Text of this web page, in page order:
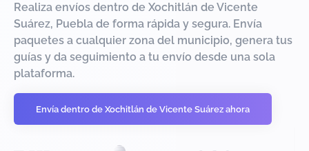
Realiza envíos dentro de Xochitlán de Vicente
Suárez, Puebla de forma rápida y segura. Envía
paquetes a cualquier zona del municipio, genera tus
guías y da seguimiento a tu envío desde una sola
plataforma.
Envía dentro de Xochitlán de Vicente Suárez ahora